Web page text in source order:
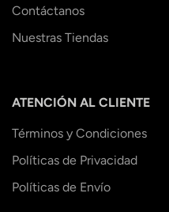
Contáctanos
Nuestras Tiendas
ATENCIÓN AL CLIENTE
Términos y Condiciones
Políticas de Privacidad
Políticas de Envío